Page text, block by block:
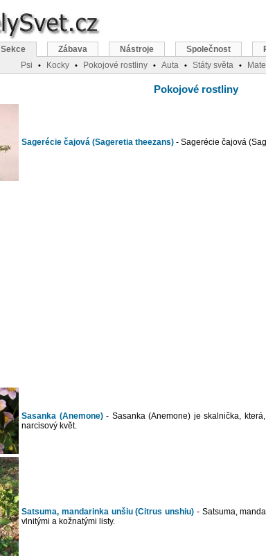
Pokojové rostliny
Sagerécie čajová (Sageretia theezans) - Sagerécie čajová
Sasanka (Anemone)- Sasanka (Anemone) je skalnička,
narcisový květ.
Satsuma, mandarinka unšiu (Citrus unshiu) - Satsuma,
vlnitými a kožnatými listy.
Sekce Zábava Nástroje Společnost
Psi
• Kocky • Pokojové rostliny • Auta • Státy světa •